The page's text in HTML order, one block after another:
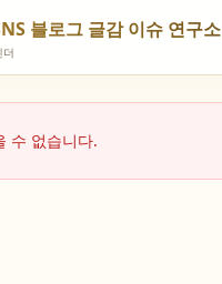
블로그 글감 이슈 연구소
수 없습니다.